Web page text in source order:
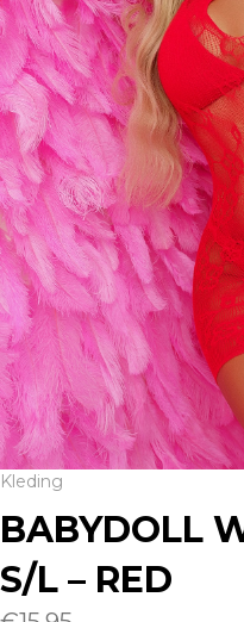
Kleding
BABYDOLL
S/L – RED